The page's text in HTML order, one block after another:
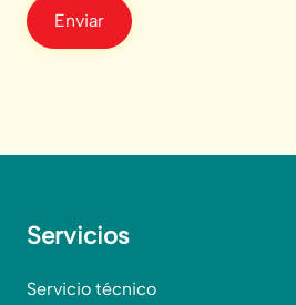
Servicios
Servicio técnico